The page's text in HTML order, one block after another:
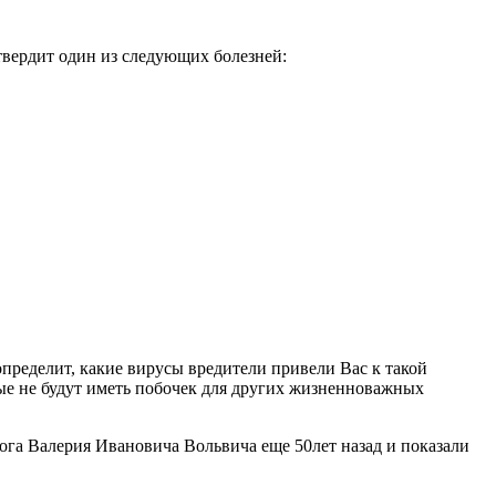
один из следующих болезней:
какие вирусы вредители привели Вас к такой
не будут иметь побочек для других жизненноважных
Валерия Ивановича Вольвича еще 50лет назад и показали